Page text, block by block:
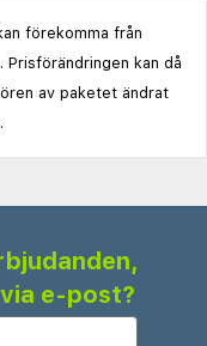
förekomma från
kan då
av paketet ändrat
e-post?